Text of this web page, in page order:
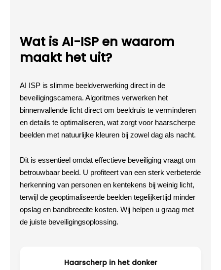
Wat is AI-ISP en waarom
maakt het uit?
AI ISP is slimme beeldverwerking direct in de
beveiligingscamera. Algoritmes verwerken het
binnenvallende licht direct om beeldruis te verminderen
en details te optimaliseren, wat zorgt voor haarscherpe
beelden met natuurlijke kleuren bij zowel dag als nacht.
Dit is essentieel omdat effectieve beveiliging vraagt om
betrouwbaar beeld. U profiteert van een sterk verbeterde
herkenning van personen en kentekens bij weinig licht,
terwijl de geoptimaliseerde beelden tegelijkertijd minder
opslag en bandbreedte kosten. Wij helpen u graag met
de juiste beveiligingsoplossing.
Haarscherp in het donker